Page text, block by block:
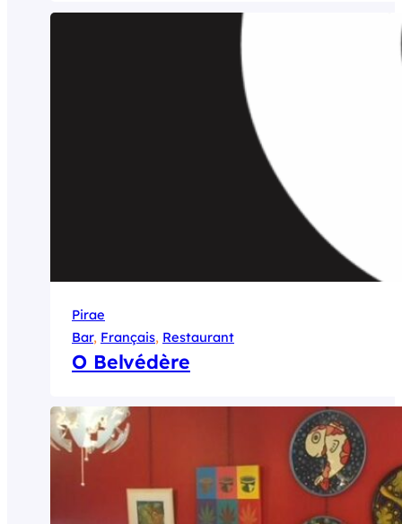
Pirae
Bar, Français, Restaurant
O Belvédère